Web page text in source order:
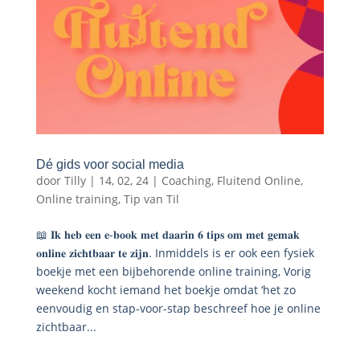
Dé gids voor social media
door Tilly| 14, 02, 24| Coaching, Fluitend Online,
Online training, Tip van Til
📖 𝐈𝐤 𝐡𝐞𝐛 𝐞𝐞𝐧 𝐞-𝐛𝐨𝐨𝐤 𝐦𝐞𝐭 𝐝𝐚𝐚𝐫𝐢𝐧 𝟔 𝐭𝐢𝐩𝐬 𝐨𝐦 𝐦𝐞𝐭 𝐠𝐞𝐦𝐚𝐤
𝐨𝐧𝐥𝐢𝐧𝐞 𝐳𝐢𝐜𝐡𝐭𝐛𝐚𝐚𝐫 𝐭𝐞 𝐳𝐢𝐣𝐧. Inmiddels is er ook een fysiek
boekje met een bijbehorende online training, Vorig
weekend kocht iemand het boekje omdat ‘het zo
eenvoudig en stap-voor-stap beschreef hoe je online
zichtbaar...